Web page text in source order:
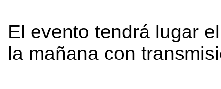
El evento tendrá lugar
la mañana con